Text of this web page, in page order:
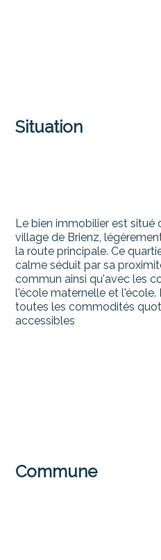
Situation
Le bien immobilier est situé
village de Brienz,
la route principale. Ce
calme séduit par sa
commun ainsi qu'avec les
l'école maternelle et
toutes les commodités
accessibles
Commune